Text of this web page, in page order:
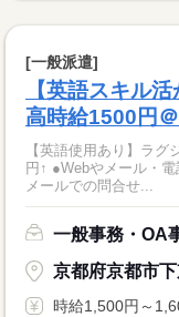
[一般派遣]
【英語スキル
高時給1500円
【英語使用あり】ラ
円↑ ●Webやメール・電話から入ってくる予約の内容をデータ入力 ●
メールでの問合せ...
一般事務・OA
京都府京都市下
時給1,500円～